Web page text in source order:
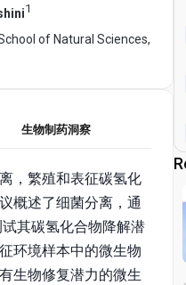
1
of Natural Sciences,
生物制药洞察
，繁殖和表征碳氢化
概述了细菌分离，通
其碳氢化合物降解潜
环境样本中的微生物
生物修复潜力的微生